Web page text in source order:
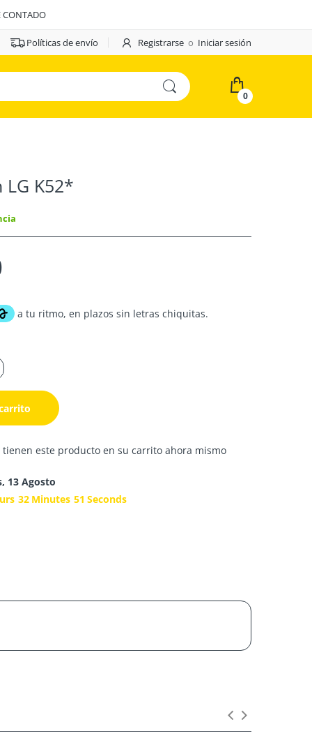
CONTADO
Políticas de envío Registrarse o Iniciar sesión
0
LG K52*
tienen este producto en su carrito ahora mismo
13 Agosto
32 Minutes 51 Seconds